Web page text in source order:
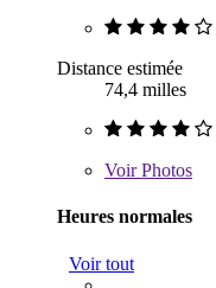
Distance estimée
74,4 milles
VoirPhotos
Heures normales
Voir tout